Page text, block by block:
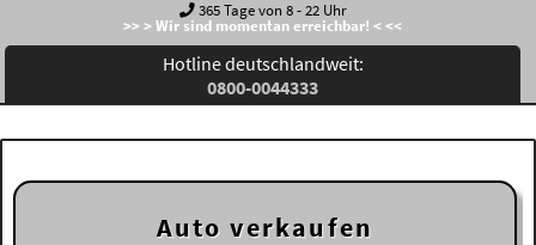
365 Tage von 8 - 22 Uhr
>> > Wir sind momentan erreichbar! < <<
Hotline deutschlandweit:
0800-0044333
Auto verkaufen